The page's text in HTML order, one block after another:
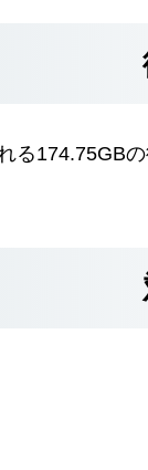
る174.75GB